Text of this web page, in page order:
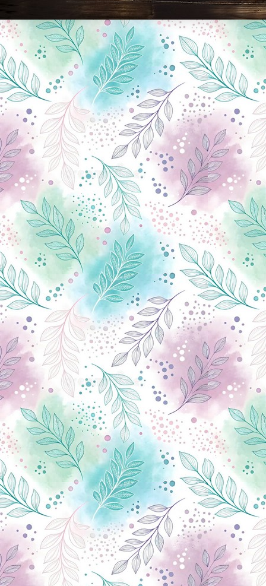
Новини Чернігова, Чернігівські новини, Чернігівський формат, новини Чернігова, події в Чернігові: політика, економіка, аналітика, культура, відеоновини, екологія, спортивний Чернігів, туризм, Чернігів